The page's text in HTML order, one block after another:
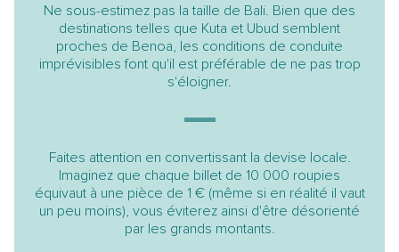
Ne sous-estimez pas la taille de Bali. Bien que des
destinations telles que Kuta et Ubud semblent
proches de Benoa, les conditions de conduite
imprévisibles font qu'il est préférable de ne pas trop
s'éloigner.
Faites attention en convertissant la devise locale.
Imaginez que chaque billet de 10 000 roupies
équivaut à une pièce de 1 € (même si en réalité il vaut
un peu moins), vous éviterez ainsi d'être désorienté
par les grands montants.